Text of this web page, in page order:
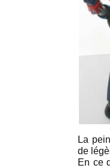
La
de
En ce